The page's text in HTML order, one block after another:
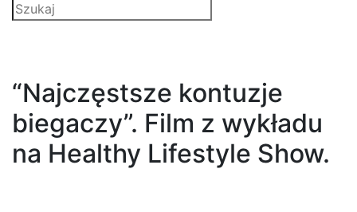
“Najczęstsze kontuzje
biegaczy”. Film z wykładu
na Healthy Lifestyle Show.